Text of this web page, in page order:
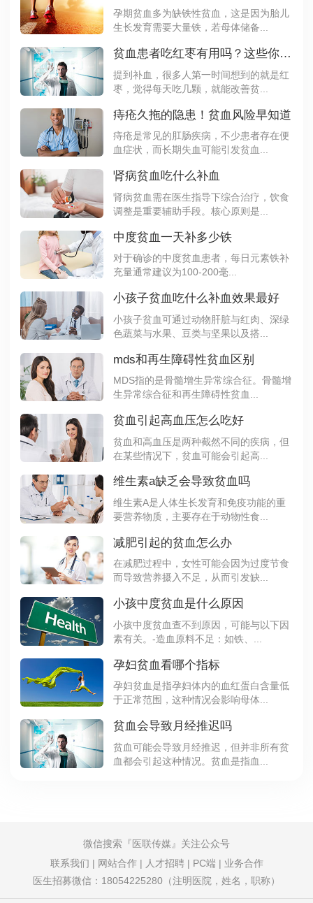
孕期贫血多为缺铁性贫血，这是因为胎儿
生长发育需要大量铁，若母体储备...
贫血患者吃红枣有用吗？这些你需要知道
提到补血，很多人第一时间想到的就是红
枣，觉得每天吃几颗，就能改善贫...
痔疮久拖的隐患！贫血风险早知道
痔疮是常见的肛肠疾病，不少患者存在便
血症状，而长期失血可能引发贫血...
肾病贫血吃什么补血
肾病贫血需在医生指导下综合治疗，饮食
调整是重要辅助手段。核心原则是...
中度贫血一天补多少铁
对于确诊的中度贫血患者，每日元素铁补
充量通常建议为100-200毫...
小孩子贫血吃什么补血效果最好
小孩子贫血可通过动物肝脏与红肉、深绿
色蔬菜与水果、豆类与坚果以及搭...
mds和再生障碍性贫血区别
MDS指的是骨髓增生异常综合征。骨髓增
生异常综合征和再生障碍性贫血...
贫血引起高血压怎么吃好
贫血和高血压是两种截然不同的疾病，但
在某些情况下，贫血可能会引起高...
维生素a缺乏会导致贫血吗
维生素A是人体生长发育和免疫功能的重
要营养物质，主要存在于动物性食...
减肥引起的贫血怎么办
在减肥过程中，女性可能会因为过度节食
而导致营养摄入不足，从而引发缺...
小孩中度贫血是什么原因
小孩中度贫血查不到原因，可能与以下因
素有关。-造血原料不足：如铁、...
孕妇贫血看哪个指标
孕妇贫血是指孕妇体内的血红蛋白含量低
于正常范围，这种情况会影响母体...
贫血会导致月经推迟吗
贫血可能会导致月经推迟，但并非所有贫
血都会引起这种情况。贫血是指血...
微信搜索 医联传媒
关注公众号
联系我们 | 网站合作| 人才招聘| PC端| 业务合作
医生招募微信：18054225280（注明医院，姓名，职称）